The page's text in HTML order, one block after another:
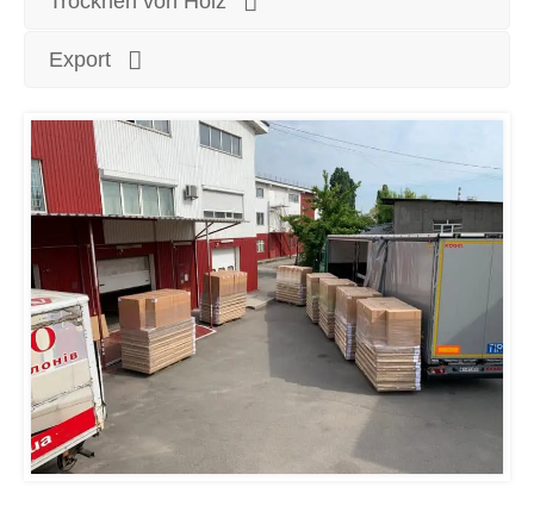
Export